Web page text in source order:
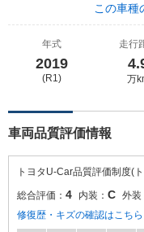
この車種
年式
2019
(R1)
走行
万
車両品質評価情報
トヨタU-Car品質評価制度(
総合評価： 4 内装： C 外装
修復歴・キズの確認はこちら